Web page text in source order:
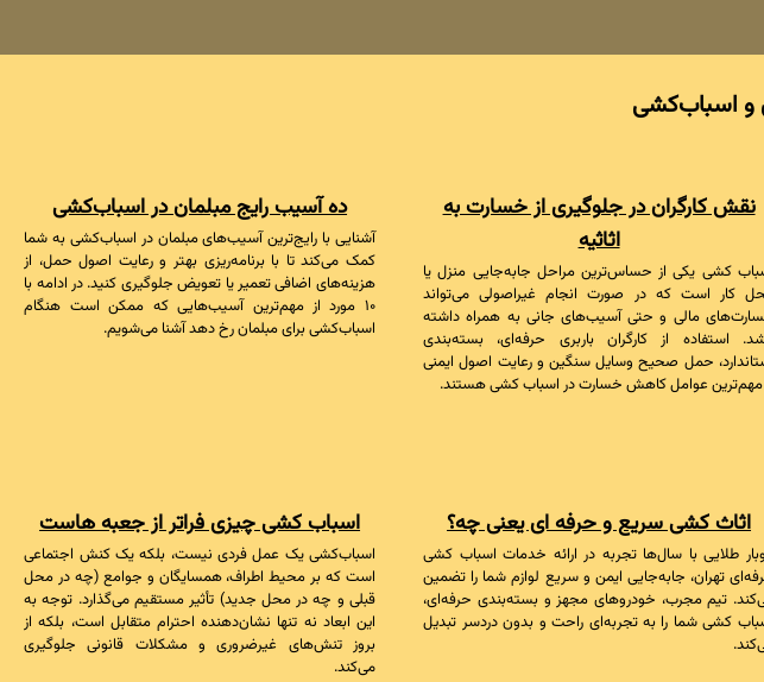
و اسباب‌کشی
نقش کارگران در جلوگیری از خسارت به
اثاثیه
کشی یکی از حساس‌ترین مراحل جابه‌جایی منزل یا
کار است که در صورت انجام غیراصولی می‌تواند
مالی و حتی آسیب‌های جانی به همراه داشته
استفاده از کارگران باربری حرفه‌ای، بسته‌بندی
حمل صحیح وسایل سنگین و رعایت اصول ایمنی
مهم‌ترین عوامل کاهش خسارت در اسباب کشی هستند.
ده آسیب رایج مبلمان در اسباب‌کشی
آشنایی با رایج‌ترین آسیب‌های مبلمان در اسباب‌کشی به شما
کمک می‌کند تا با برنامه‌ریزی بهتر و رعایت اصول حمل، از
هزینه‌های اضافی تعمیر یا تعویض جلوگیری کنید. در ادامه با
۱۰ مورد از مهم‌ترین آسیب‌هایی که ممکن است هنگام
اسباب‌کشی برای مبلمان رخ دهد آشنا می‌شویم.
اثاث کشی سریع و حرفه ای یعنی چه؟
طلایی با سال‌ها تجربه در ارائه خدمات اسباب کشی
تهران، جابه‌جایی ایمن و سریع لوازم شما را تضمین
تیم مجرب، خودروهای مجهز و بسته‌بندی حرفه‌ای،
کشی شما را به تجربه‌ای راحت و بدون دردسر تبدیل
اسباب کشی چیزی فراتر از جعبه هاست
اسباب‌کشی یک عمل فردی نیست، بلکه یک کنش اجتماعی
است که بر محیط اطراف، همسایگان و جوامع (چه در محل
قبلی و چه در محل جدید) تأثیر مستقیم می‌گذارد. توجه به
این ابعاد نه تنها نشان‌دهنده احترام متقابل است، بلکه از
بروز تنش‌های غیرضروری و مشکلات قانونی جلوگیری
می‌کند.